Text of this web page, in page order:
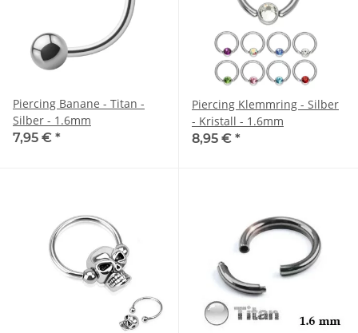
Piercing Banane - Titan -
Silber - 1.6mm
7,95 € *
Piercing Klemmring - Silber
- Kristall - 1.6mm
8,95 € *